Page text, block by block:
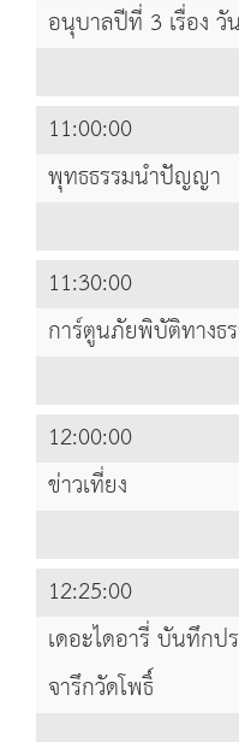
อนุบาลปีที่ 3 เรื่อง
11:00:00
พุทธธรรมนำปัญญา
11:30:00
การ์ตูนภัยพิบัติทางธ
12:00:00
ข่าวเที่ยง
12:25:00
เดอะไดอารี่ บันทึก
จารึกวัดโพธิ์